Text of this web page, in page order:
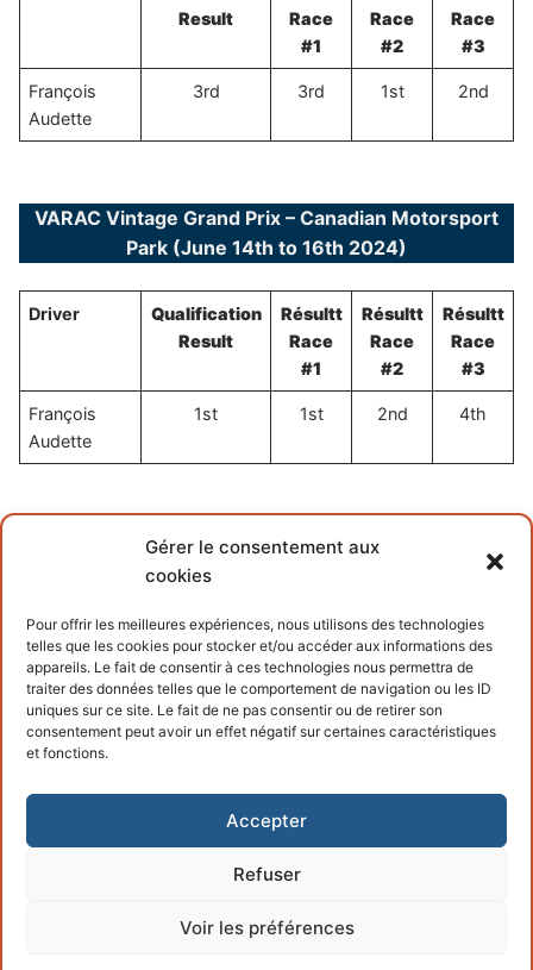
Gérer le consentement aux
cookies
Pour offrir les meilleures expériences, nous utilisons des technologies
telles que les cookies pour stocker et/ou accéder aux informations des
appareils. Le fait de consentir à ces technologies nous permettra de
traiter des données telles que le comportement de navigation ou les ID
uniques sur ce site. Le fait de ne pas consentir ou de retirer son
consentement peut avoir un effet négatif sur certaines caractéristiques
et fonctions.
Accepter
Refuser
Voir les préférences
Result
Race
#1
Race
#2
Race
#3
François
Audette
3rd 3rd 1st 2nd
VARAC Vintage Grand Prix – Canadian Motorsport
Park (June 14th to 16th 2024)
Driver
Qualification
Result
Résultt
Race
#1
Résultt
Race
#2
Résultt
Race
#3
François
Audette
1st 1st 2nd 4th
Peter Jackson Races – Shannonville (July 13th 2024)
Result
Race #1
Race #2
François Audette 1st 1st 1st
Copyright © 2026 – Powered byCustomify